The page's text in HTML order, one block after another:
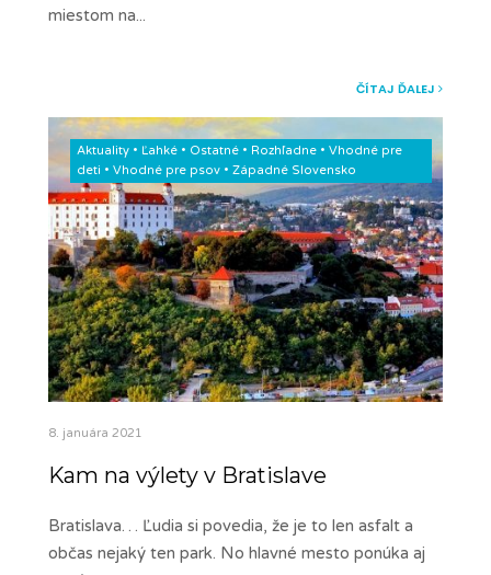
miestom na...
ČÍTAJ ĎALEJ
Aktuality • Ľahké • Ostatné • Rozhľadne • Vhodné pre
deti • Vhodné pre psov • Západné Slovensko
8. januára 2021
Kam na výlety v Bratislave
Bratislava… Ľudia si povedia, že je to len asfalt a
občas nejaký ten park. No hlavné mesto ponúka aj